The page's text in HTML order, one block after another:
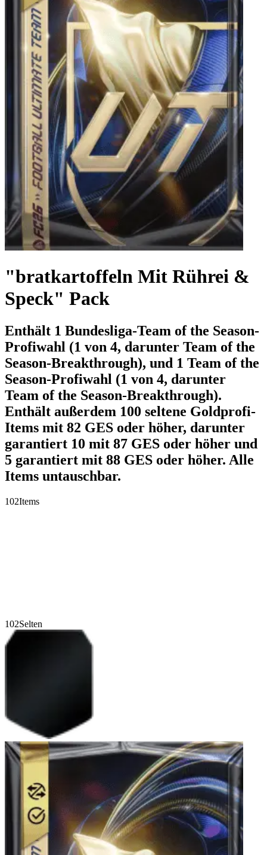
"bratkartoffeln Mit Rührei &
Speck" Pack
Enthält 1 Bundesliga-Team of the Season-
Profiwahl (1 von 4, darunter Team of the
Season-Breakthrough), und 1 Team of the
Season-Profiwahl (1 von 4, darunter
Team of the Season-Breakthrough).
Enthält außerdem 100 seltene Goldprofi-
Items mit 82 GES oder höher, darunter
garantiert 10 mit 87 GES oder höher und
5 garantiert mit 88 GES oder höher. Alle
Items untauschbar.
102Items
102Selten